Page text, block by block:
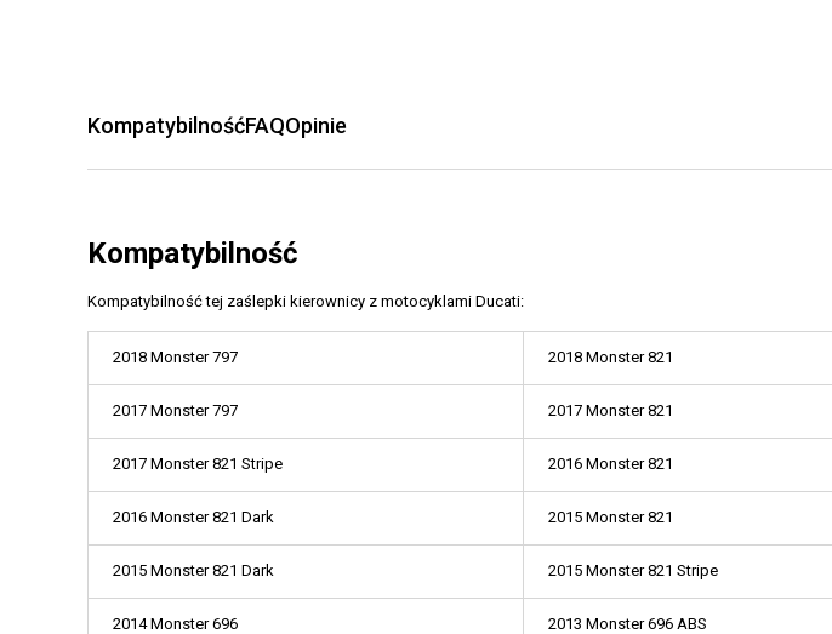
KompatybilnośćFAQOpinie
Kompatybilność
Kompatybilność tej zaślepki kierownicy z motocyklami Ducati:
2018 Monster 797 2018 Monster 821
2017 Monster 797 2017 Monster 821
2017 Monster 821 Stripe 2016 Monster 821
2016 Monster 821 Dark 2015 Monster 821
2015 Monster 821 Dark 2015 Monster 821 Stripe
2014 Monster 696 2013 Monster 696 ABS